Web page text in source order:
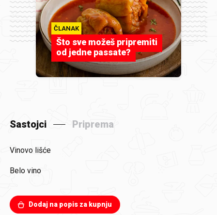
ČLANAK
Što sve možeš pripremiti
od jedne passate?
Sastojci Priprema
Vinovo lišće
Belo vino
Dodaj na popis za kupnju